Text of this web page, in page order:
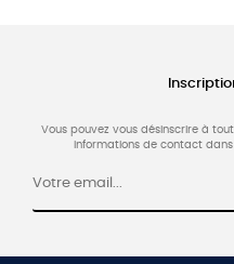
Vous pouvez vous désinscrire à
informations de contact